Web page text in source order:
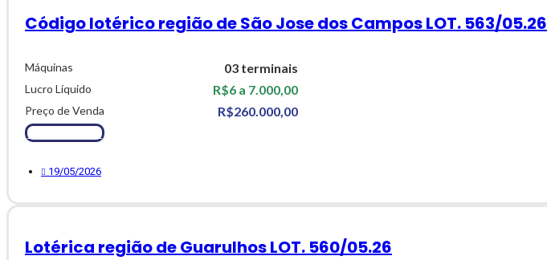
Código lotérico região de São Jose dos Campos LOT. 563/05.26
Máquinas 03 terminais
Lucro Líquido R$6 a 7.000,00
Preço de Venda R$260.000,00
Ver Detalhes
19/05/2026
Lotérica região de Guarulhos LOT. 560/05.26